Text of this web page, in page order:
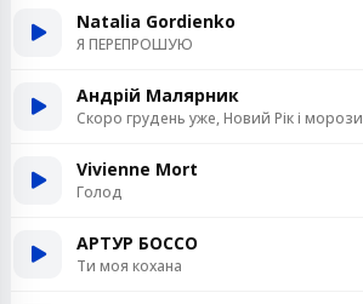
Natalia Gordienko
Я ПЕРЕПРОШУЮ
Андрій Малярник
Скоро грудень уже, Новий Рік і морози
Vivienne Mort
Голод
АРТУР БОССО
Ти моя кохана